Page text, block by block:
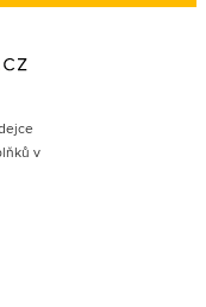
v